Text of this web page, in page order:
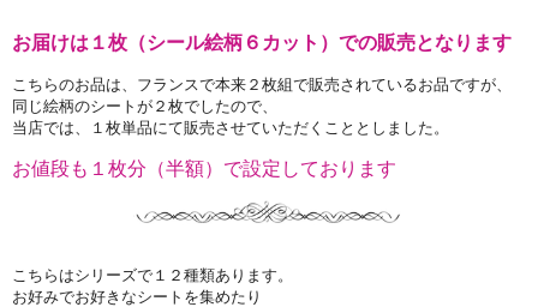
お届けは１枚（シール絵柄６カット）での販売となります
こちらのお品は、フランスで本来２枚組で販売されているお品ですが、
同じ絵柄のシートが２枚でしたので、
当店では、１枚単品にて販売させていただくこととしました。
お値段も１枚分（半額）で設定しております
こちらはシリーズで１２種類あります。
お好みでお好きなシートを集めたり